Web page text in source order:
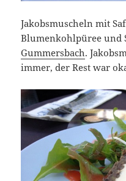
Jakobsmuscheln mit
Blumenkohlpüree und
Gummersbach.
immer, der Rest war